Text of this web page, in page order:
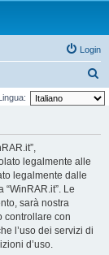
Login
e
legalmente alle
legalmente dalle
Le
sarà nostra
controllare con
l’uso dei servizi di
d’uso.